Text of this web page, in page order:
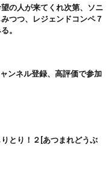
の人が来てくれ次第、ソニ
つつ、レジェンドコンペ７
。
ンネル登録、高評価で参加
とり！２[あつまれどうぶ